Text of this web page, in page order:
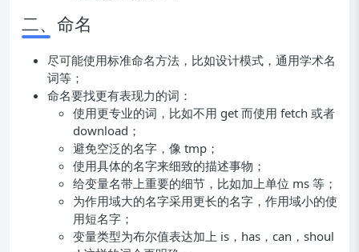
二、命名
尽可能使用标准命名方法，比如设计模式，通用学术名
词等；
命名要找更有表现力的词：
使用更专业的词，比如不用 get 而使用 fetch 或者
download；
避免空泛的名字，像 tmp；
使用具体的名字来细致的描述事物；
给变量名带上重要的细节，比如加上单位 ms 等；
为作用域大的名字采用更长的名字，作用域小的使
用短名字；
变量类型为布尔值表达加上 is，has，can，shoul